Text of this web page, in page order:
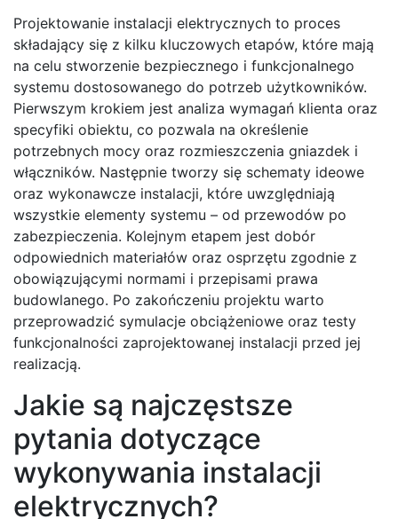
Projektowanie instalacji elektrycznych to proces
składający się z kilku kluczowych etapów, które mają
na celu stworzenie bezpiecznego i funkcjonalnego
systemu dostosowanego do potrzeb użytkowników.
Pierwszym krokiem jest analiza wymagań klienta oraz
specyfiki obiektu, co pozwala na określenie
potrzebnych mocy oraz rozmieszczenia gniazdek i
włączników. Następnie tworzy się schematy ideowe
oraz wykonawcze instalacji, które uwzględniają
wszystkie elementy systemu – od przewodów po
zabezpieczenia. Kolejnym etapem jest dobór
odpowiednich materiałów oraz osprzętu zgodnie z
obowiązującymi normami i przepisami prawa
budowlanego. Po zakończeniu projektu warto
przeprowadzić symulacje obciążeniowe oraz testy
funkcjonalności zaprojektowanej instalacji przed jej
realizacją.
Jakie są najczęstsze
pytania dotyczące
wykonywania instalacji
elektrycznych?